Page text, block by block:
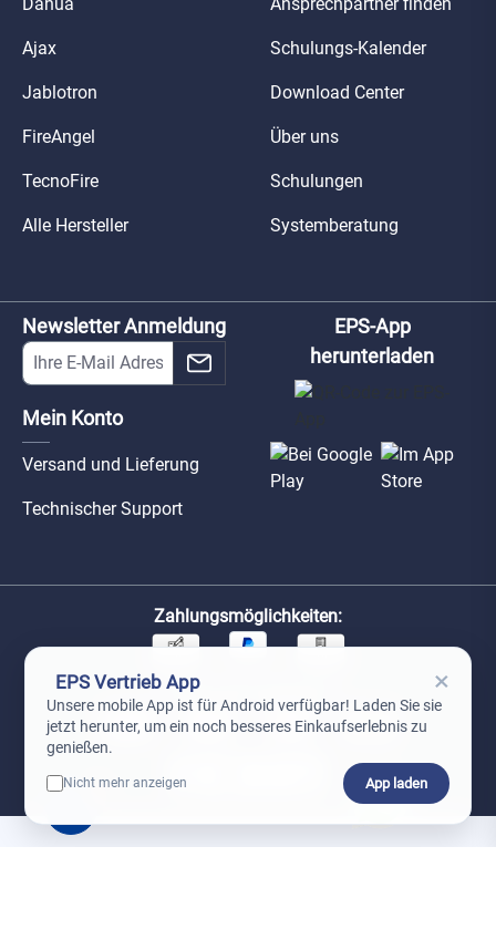
Ajax
Jablotron
FireAngel
TecnoFire
Alle Hersteller
Schulungs-Kalender
Download Center
Über uns
Schulungen
Systemberatung
Newsletter Anmeldung
Mein Konto
Versand und Lieferung
Technischer Support
EPS-App
herunterladen
Zahlungsmöglichkeiten:
Unsere Versandpartner:
EPS Vertrieb App ×
Unsere mobile App ist für Android verfügbar! Laden Sie sie
jetzt herunter, um ein noch besseres Einkaufserlebnis zu
genießen.
Nicht mehr anzeigen App laden